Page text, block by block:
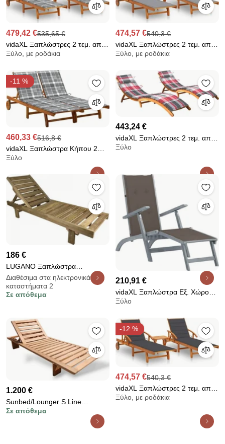
479,42 €535,65 €
vidaXL Ξαπλώστρες 2 τεμ. από
Μασίφ Ξύλο Ακακίας με Τραπέζι
Ξύλο, με ροδάκια
474,57 €540,3 €
vidaXL Ξαπλώστρες 2 τεμ. από
Μασίφ Ξύλο Ακακίας με Τραπέζι
Ξύλο, με ροδάκια
-11 %
460,33 €516,8 €
vidaXL Ξαπλώστρα Κήπου 2
Ατόμων από Μασίφ Ξύλο
Ξύλο
443,24 €
vidaXL Ξαπλώστρες 2 τεμ. από
Μασίφ Ξύλο Ακακίας με
Ξύλο
186 €
LUGANO Ξαπλώστρα
Εμποτισμού Pine Απόχρωση
Φυσικό Ε228
Διαθέσιμα στα ηλεκτρονικά
καταστήματα 2
Σε απόθεμα
210,91 €
vidaXL Ξαπλώστρα Εξ. Χώρου
με Υποπόδιο Μασίφ Ξύλο
Ξύλο
1.200 €
Sunbed/Lounger S Line
200x75x35 Ξαπλώστρα S4752-
Σε απόθεμα
-12 %
474,57 €540,3 €
vidaXL Ξαπλώστρες 2 τεμ. από
Μασίφ Ξύλο Ακακίας με Τραπέζι
Ξύλο, με ροδάκια